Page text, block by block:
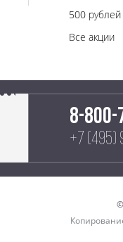
500 рублей
Все акции
8-800-
+7 (495)